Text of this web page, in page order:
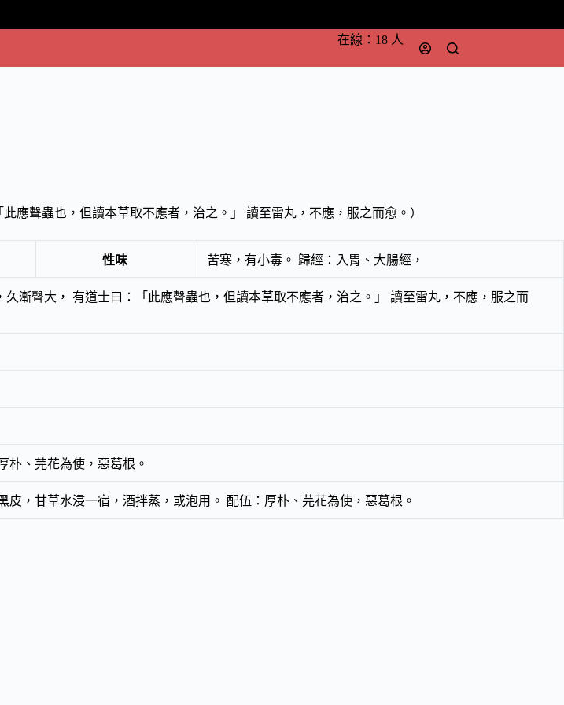
在線：18 人
應聲蟲也，但讀本草取不應者，治之。」 讀至雷丸，不應，服之而愈。）
性味 苦寒，有小毒。 歸經：入胃、大腸經，
漸聲大， 有道士曰：「此應聲蟲也，但讀本草取不應者，治之。」 讀至雷丸，不應，服之而
朴、芫花為使，惡葛根。
，甘草水浸一宿，酒拌蒸，或泡用。 配伍：厚朴、芫花為使，惡葛根。